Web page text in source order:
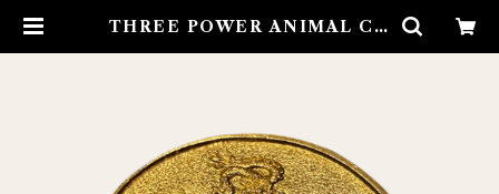
THREE POWER ANIMAL CH